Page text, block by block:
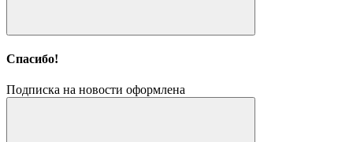
Спасибо!
Подписка на новости оформлена